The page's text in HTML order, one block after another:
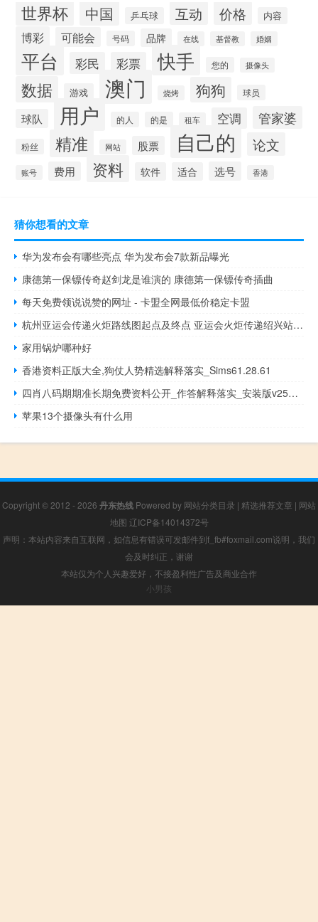
世界杯 中国 乒乓球 互动 价格 内容
博彩 可能会 号码 品牌 在线 基督教 婚姻
平台 彩民 彩票 快手 您的 摄像头
数据 游戏 澳门 烧烤 狗狗 球员
球队 用户 的人 的是 租车 空调 管家婆
粉丝 精准 网站 股票 自己的 论文
账号 费用 资料 软件 适合 选号 香港
猜你想看的文章
华为发布会有哪些亮点 华为发布会7款新品曝光
康德第一保镖传奇赵剑龙是谁演的 康德第一保镖传奇插曲
每天免费领说说赞的网址 - 卡盟全网最低价稳定卡盟
杭州亚运会传递火炬路线图起点及终点 亚运会火炬传递绍兴站开跑
家用锅炉哪种好
香港资料正版大全,狗仗人势精选解释落实_Sims61.28.61
四肖八码期期准长期免费资料公开_作答解释落实_安装版v254.407
苹果13个摄像头有什么用
Copyright © 2012 - 2026 丹东热线 Powered by 网站分类目录 | 精选推荐文章 | 网站
地图 辽ICP备14014372号
声明：本站内容来自互联网，如信息有错误可发邮件到f_fb#foxmail.com说明，我们
会及时纠正，谢谢
本站仅为个人兴趣爱好，不接盈利性广告及商业合作
小男孩